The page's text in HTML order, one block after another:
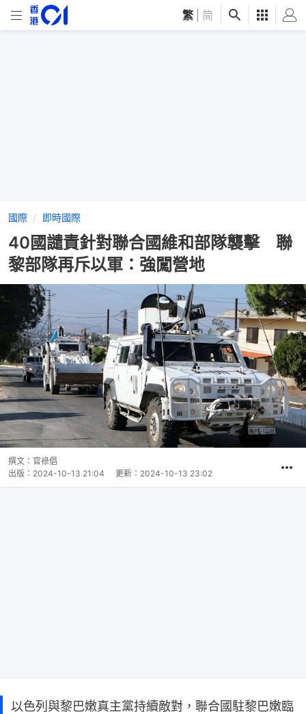
繁 简
國際 即時國際
40國譴責針對聯合國維和部隊襲擊 聯
黎部隊再斥以軍：強闖營地
撰文： 官祿倡
出版： 2024-10-13 21:04 更新： 2024-10-13 23:02
以色列與黎巴嫩真主黨持續敵對，聯合國駐黎巴嫩臨